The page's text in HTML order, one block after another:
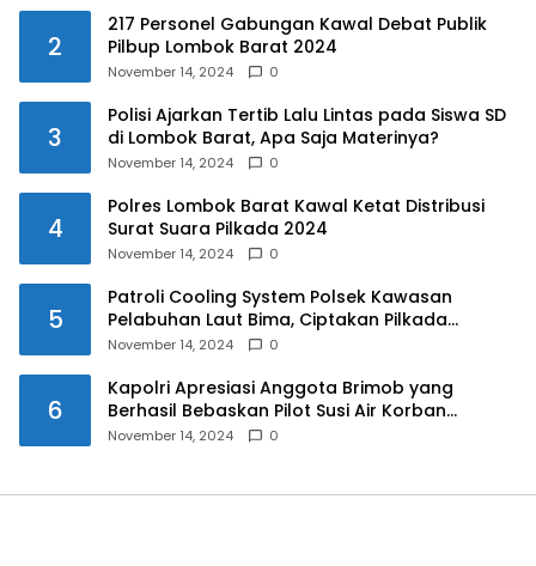
2
217 Personel Gabungan Kawal Debat Publik
Pilbup Lombok Barat 2024
November 14, 2024 0
3
Polisi Ajarkan Tertib Lalu Lintas pada Siswa SD
di Lombok Barat, Apa Saja Materinya?
November 14, 2024 0
4
Polres Lombok Barat Kawal Ketat Distribusi
Surat Suara Pilkada 2024
November 14, 2024 0
5
Patroli Cooling System Polsek Kawasan
Pelabuhan Laut Bima, Ciptakan Pilkada
Serentak 2024 yang Aman dan Damai
November 14, 2024 0
6
Kapolri Apresiasi Anggota Brimob yang
Berhasil Bebaskan Pilot Susi Air Korban
Penyanderaan KKB
November 14, 2024 0